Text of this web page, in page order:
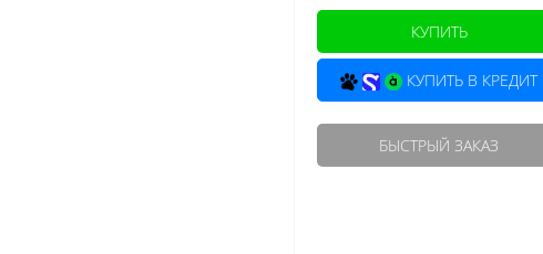
КУПИТЬ
КУПИТЬ В КРЕДИТ
БЫСТРЫЙ ЗАКАЗ